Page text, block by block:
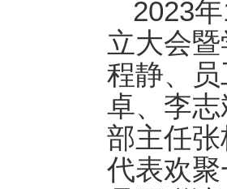
2023
立大会
程静、
卓、李
部主任
代表欢